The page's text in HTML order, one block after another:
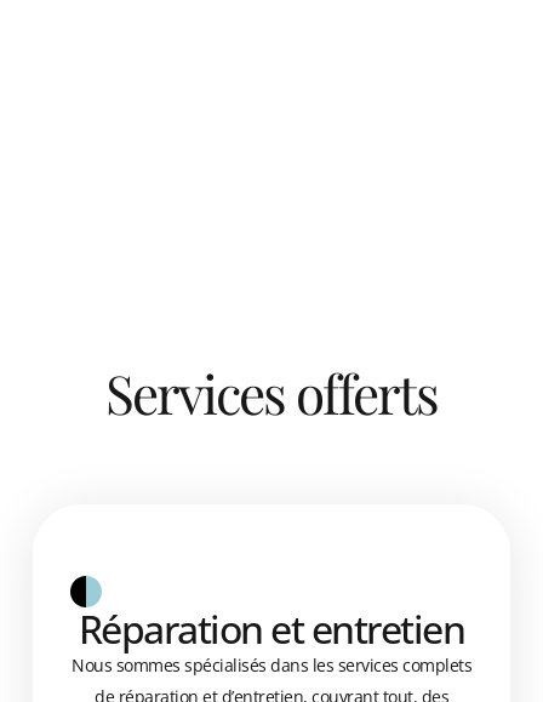
Services offerts
Réparation et entretien
Nous sommes spécialisés dans les services complets
de réparation et d’entretien, couvrant tout, des